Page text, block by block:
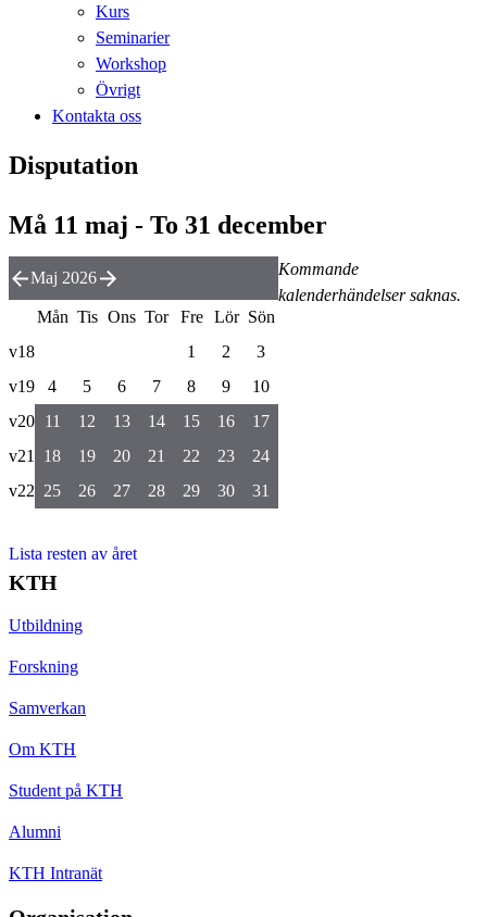
Kurs
Seminarier
Workshop
Övrigt
Kontakta oss
Disputation
Må 11 maj - To 31 december
Kommande
kalenderhändelser saknas.
Maj 2026
Mån Tis Ons Tor Fre Lör Sön
v18
1 2
3
v19
4 5 6 7 8 9
10
v20 11 12 13 14 15 16
17
v21
18 19 20 21 22 23
24
v22 25 26 27 28 29 30 31
Lista resten av året
KTH
Utbildning
Forskning
Samverkan
Om KTH
Student på KTH
Alumni
KTH Intranät